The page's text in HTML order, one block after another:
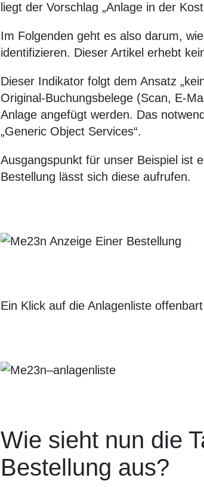
liegt der Vorschlag „Anlage in der
Im Folgenden geht es also darum,
identifizieren. Dieser Artikel erhebt
Dieser Indikator folgt dem Ansatz
Original-Buchungsbelege (Scan, E-
Anlage angefügt werden. Das
„Generic Object Services“.
Ausgangspunkt für unser Beispiel ist
Bestellung lässt sich diese aufrufen.
Ein Klick auf die Anlagenliste
Wie sieht nun die
Bestellung aus?